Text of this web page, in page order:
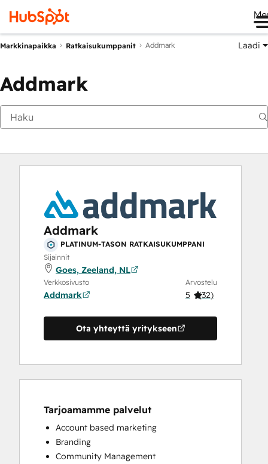
Markkinapaikka Ratkaisukumppanit Addmark Laadi
Addmark
Addmark
PLATINUM-TASON RATKAISUKUMPPANI
Sijainnit
Goes, Zeeland, NL
Verkkosivusto
Addmark
Arvostelu
5 (32)
Ota yhteyttä yritykseen
Tarjoamamme palvelut
Account based marketing
Branding
Community Management